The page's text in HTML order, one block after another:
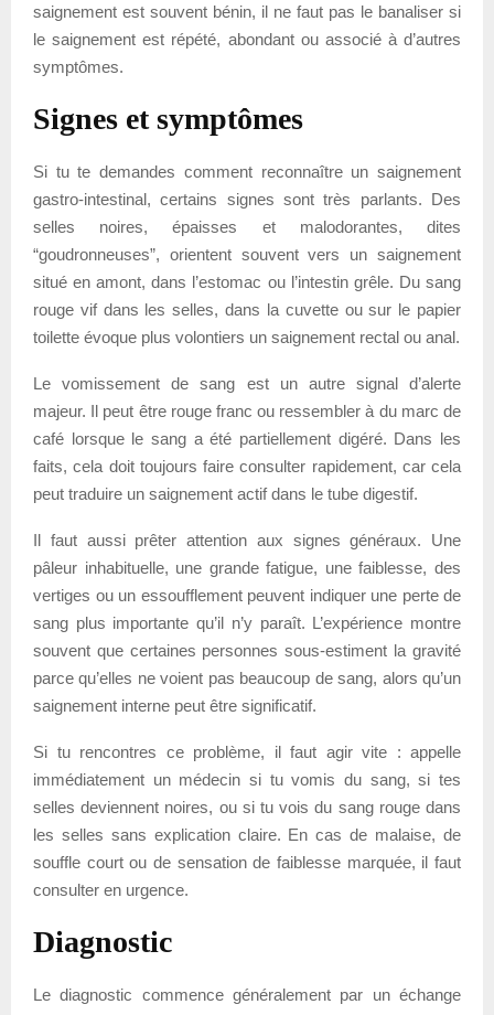
saignement est souvent bénin, il ne faut pas le banaliser si
le saignement est répété, abondant ou associé à d’autres
symptômes.
Signes et symptômes
Si tu te demandes comment reconnaître un saignement
gastro-intestinal, certains signes sont très parlants. Des
selles noires, épaisses et malodorantes, dites
“goudronneuses”, orientent souvent vers un saignement
situé en amont, dans l’estomac ou l’intestin grêle. Du sang
rouge vif dans les selles, dans la cuvette ou sur le papier
toilette évoque plus volontiers un saignement rectal ou anal.
Le vomissement de sang est un autre signal d’alerte
majeur. Il peut être rouge franc ou ressembler à du marc de
café lorsque le sang a été partiellement digéré. Dans les
faits, cela doit toujours faire consulter rapidement, car cela
peut traduire un saignement actif dans le tube digestif.
Il faut aussi prêter attention aux signes généraux. Une
pâleur inhabituelle, une grande fatigue, une faiblesse, des
vertiges ou un essoufflement peuvent indiquer une perte de
sang plus importante qu’il n’y paraît. L’expérience montre
souvent que certaines personnes sous-estiment la gravité
parce qu’elles ne voient pas beaucoup de sang, alors qu’un
saignement interne peut être significatif.
Si tu rencontres ce problème, il faut agir vite : appelle
immédiatement un médecin si tu vomis du sang, si tes
selles deviennent noires, ou si tu vois du sang rouge dans
les selles sans explication claire. En cas de malaise, de
souffle court ou de sensation de faiblesse marquée, il faut
consulter en urgence.
Diagnostic
Le diagnostic commence généralement par un échange